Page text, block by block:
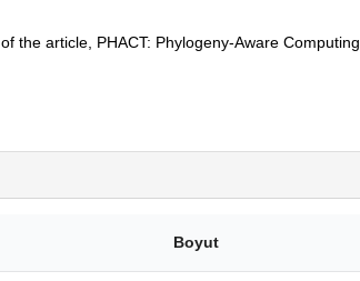
the article, PHACT: Phylogeny-Aware
Boyut